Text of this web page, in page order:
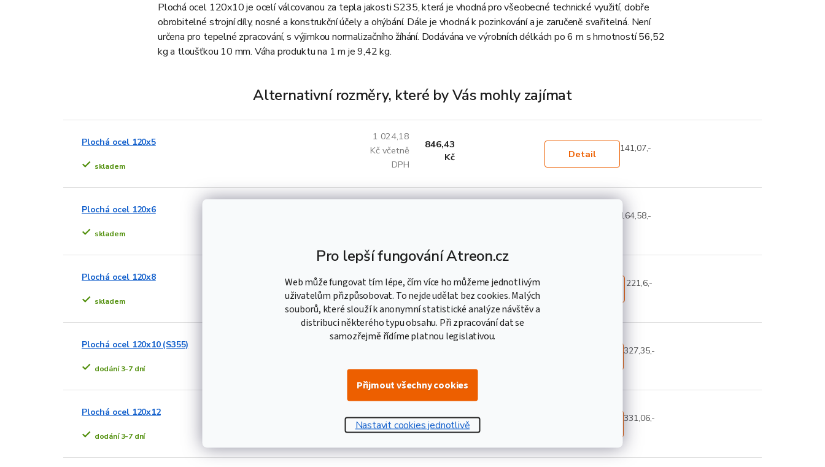
Pro lepší fungování Atreon.cz
Web může fungovat tím lépe, čím více ho můžeme jednotlivým
uživatelům přizpůsobovat. To nejde udělat bez cookies. Malých
souborů, které slouží k anonymní statistické analýze návštěv a
distribuci některého typu obsahu. Při zpracování dat se
samozřejmě řídíme platnou legislativou.
Nastavit cookies jednotlivě
Přijmout všechny cookies
Plochá ocel 120x10 je ocelí válcovanou za tepla jakosti S235, která je vhodná pro všeobecné technické využití, dobře
obrobitelné strojní díly, nosné a konstrukční účely a ohýbání. Dále je vhodná k pozinkování a je zaručeně svařitelná. Není
určena pro tepelné zpracování, s výjimkou normalizačního žíhání. Dodávána ve výrobních délkách po 6 m s hmotností 56,52
kg a tloušťkou 10 mm. Váha produktu na 1 m je 9,42 kg.
Alternativní rozměry, které by Vás mohly zajímat
Plochá ocel 120x5
skladem
1 024,18
Kč včetně
DPH
846,43
Kč
Detail 141,07,-
Plochá ocel 120x6
skladem
164,58,-
Plochá ocel 120x8
skladem
Kč včetně
DPH
329,60
Kč
221,6,-
Plochá ocel 120x10 (S355)
dodání 3-7 dní
2 376,52
DPH
1
Kč
327,35,-
Plochá ocel 120x12
dodání 3-7 dní
Kč včetně
DPH
986,34
Kč
331,06,-